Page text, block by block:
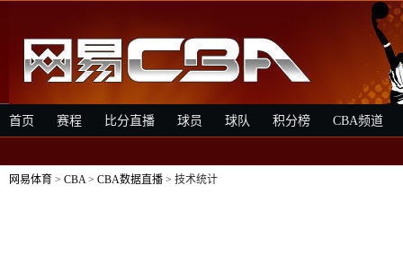
首页 赛程 比分直播 球员 球队 积分榜 CBA频道
网易体育 > CBA> CBA数据直播 > 技术统计